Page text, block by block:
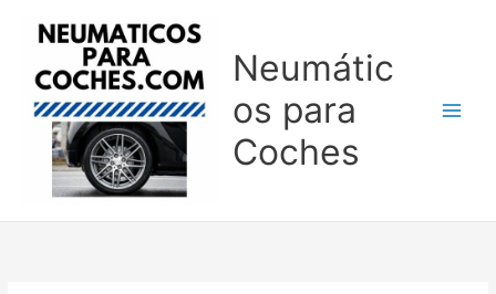
Neumátic
os para
Coches